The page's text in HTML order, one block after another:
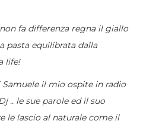
fa differenza regna il giallo
pasta equilibrata dalla
life!
Samuele il mio ospite in radio
.. le sue parole ed il suo
le lascio al naturale come il